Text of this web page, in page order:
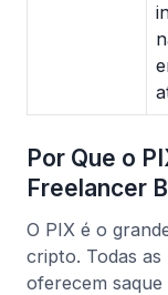
Por Que o
Freelancer
O PIX é o
cripto. Todas as
oferecem saque